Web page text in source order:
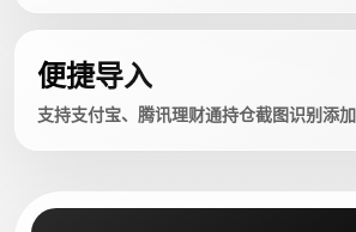
便捷导入
支持支付宝、腾讯理财通持仓截图识别添加